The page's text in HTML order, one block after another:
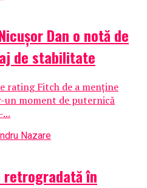
Dan o notă de
de stabilitate
rating Fitch de a menține
moment de puternică
retrogradată în